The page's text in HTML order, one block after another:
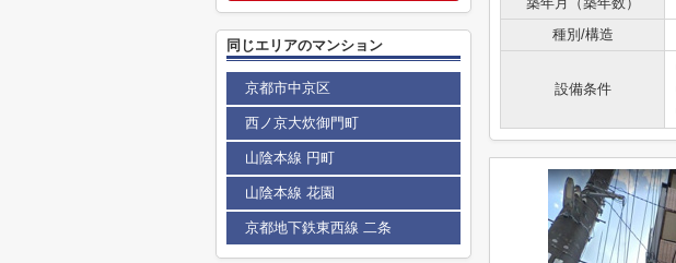
種別/構造
設備条件
同じエリアのマンション
京都市中京区
西ノ京大炊御門町
山陰本線 円町
山陰本線 花園
京都地下鉄東西線 二条